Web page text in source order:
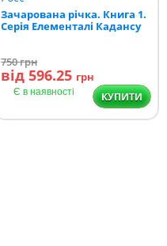
Зачарована річка. Книга 1.
Серія Елементалі Кадансу
750грн
від 596.25 грн
Є в наявності КУПИТИ